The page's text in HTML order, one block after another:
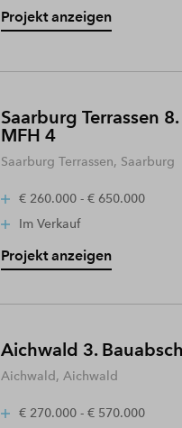
Projekt anzeigen
Saarburg Terrassen
MFH 4
Saarburg Terrassen, Saarburg
€ 260.000 - € 650.000
Im Verkauf
Projekt anzeigen
Aichwald 3.
Aichwald, Aichwald
€ 270.000 - € 570.000